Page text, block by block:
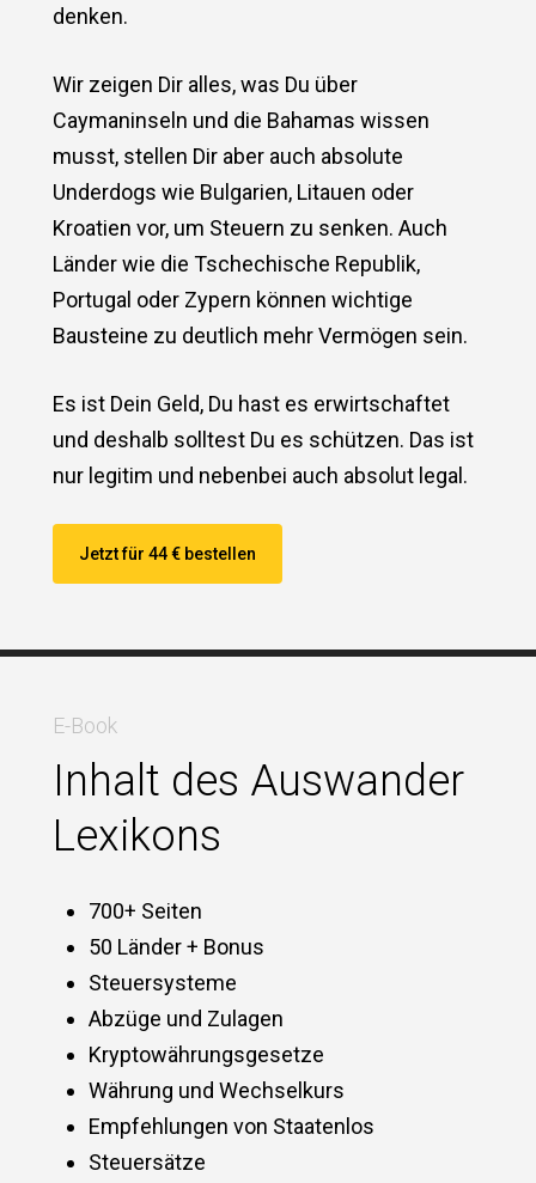
denken.
Wir zeigen Dir alles, was Du über
Caymaninseln und die Bahamas wissen
musst, stellen Dir aber auch absolute
Underdogs wie Bulgarien, Litauen oder
Kroatien vor, um Steuern zu senken. Auch
Länder wie die Tschechische Republik,
Portugal oder Zypern können wichtige
Bausteine zu deutlich mehr Vermögen sein.
Es ist Dein Geld, Du hast es erwirtschaftet
und deshalb solltest Du es schützen. Das ist
nur legitim und nebenbei auch absolut legal.
Jetzt für 44 € bestellen
E-Book
Inhalt des Auswander
Lexikons
700+ Seiten
50 Länder + Bonus
Steuersysteme
Abzüge und Zulagen
Kryptowährungsgesetze
Währung und Wechselkurs
Empfehlungen von Staatenlos
Steuersätze